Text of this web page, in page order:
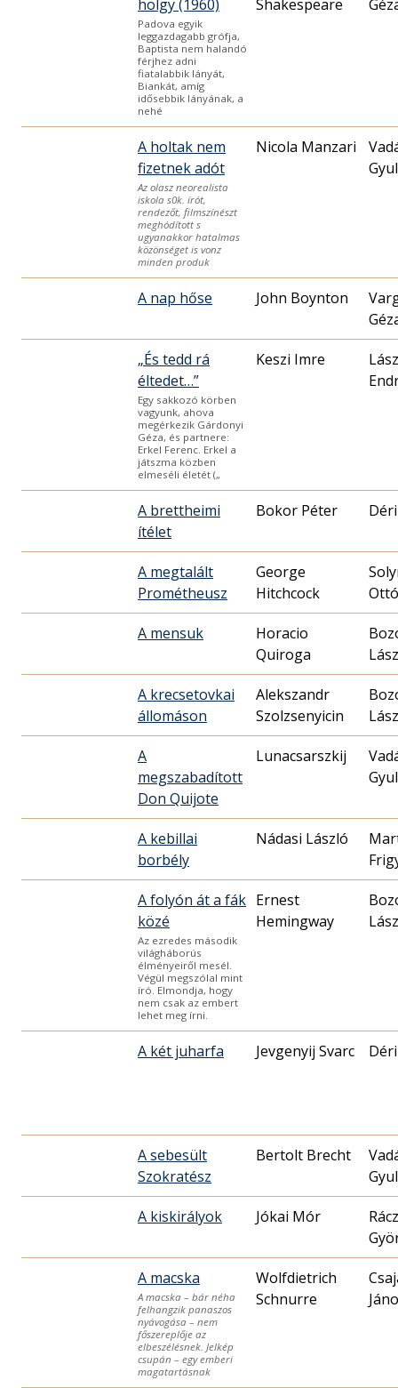
hölgy (1960)
Padova egyik
leggazdagabb grófja,
Baptista nem halandó
férjhez adni
fiatalabbik lányát,
Biankát, amíg
idősebbik lányának, a
nehé
Shakespeare
A holtak nem
fizetnek adót
Az olasz neorealista
iskola s0k. írót,
rendezőt, filmszínészt
meghódított s
ugyanakkor hatalmas
közönséget is vonz
minden produk
Nicola Manzari
A nap hőse John Boynton
„És tedd rá
éltedet…”
Egy sakkozó körben
vagyunk, ahova
megérkezik Gárdonyi
Géza, és partnere:
Erkel Ferenc. Erkel a
játszma közben
elmeséli életét („
Keszi Imre
A brettheimi
ítélet
Bokor Péter
A megtalált
Prométheusz
George
Hitchcock
Ottó
A mensuk
Horacio
Quiroga
A krecsetovkai
állomáson
Alekszandr
Szolzsenyicin
A
megszabadított
Don Quijote
Lunacsarszkij
A kebillai
borbély
Nádasi László
A folyón át a fák
közé
Az ezredes második
világháborús
élményeiről mesél.
Végül megszólal mint
író. Elmondja, hogy
nem csak az embert
lehet meg írni.
Ernest
Hemingway
A két juharfa Jevgenyij Svarc
A sebesült
Szokratész
Bertolt Brecht
A kiskirályok Jókai Mór
Rácz
A macska
A macska – bár néha
felhangzik panaszos
nyávogása – nem
főszereplője az
elbeszélésnek. Jelkép
csupán – egy emberi
magatartásnak
Wolfdietrich
Schnurre